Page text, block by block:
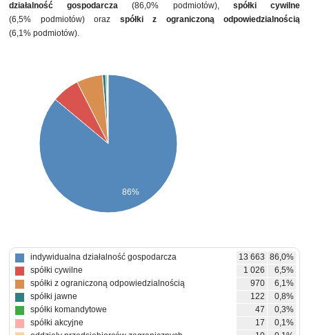
działalność gospodarcza (86,0% podmiotów), spółki cywilne
(6,5% podmiotów) oraz spółki z ograniczoną odpowiedzialnością
(6,1% podmiotów).
86%
indywidualna działalność gospodarcza 13 663 86,0%
spółki cywilne
1 026
6,5%
spółki z ograniczoną odpowiedzialnością
970
6,1%
spółki jawne
122
0,8%
spółki komandytowe
47
0,3%
spółki akcyjne
17
0,1%